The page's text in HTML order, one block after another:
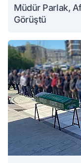
Müdür Parlak,
Görüştü